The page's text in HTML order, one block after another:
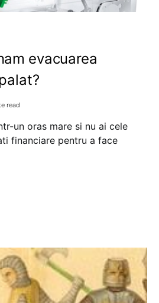
evacuarea
read
un oras mare si nu ai cele
financiare pentru a face